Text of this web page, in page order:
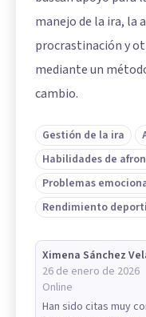
manejo de la ira, la
procrastinación y
mediante un
cambio.
Gestión de la ira
Habilidades de
Problemas
Rendimiento
Ximena Sánchez
26 de enero de 2026
Online
Han sido citas muy